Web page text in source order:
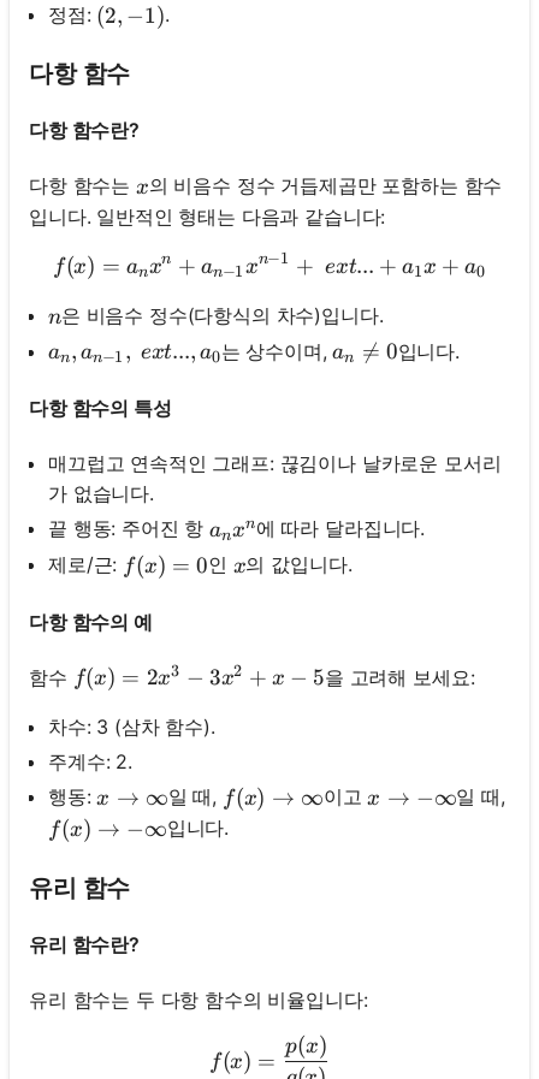
아
정점: (2,-1)
(2, −1).
다항 함수
다항 함수란?
다항 함수는 x
x의 비음수 정수 거듭제곱만 포함하는 함수
입니다. 일반적인 형태는 다음과 같습니다:
f(x)=a_n x^n+a_{n-1}
f(x) = anxn + an−1xn−1 + ext... + a1x + a0
n
n은 비음수 정수(다항식의 차수)입니다.
a_n, a_{n-1}, \ ext{...}, a_0
an, an−1 , ext..., a0는 상수이며,a_n \neq 0
an 
= 0입니다.
다항 함수의 특성
매끄럽고 연속적인 그래프: 끊김이나 날카로운 모서리
가 없습니다.
끝 행동: 주어진 항a_n x^n
anxn에 따라 달라집니다.
제로/근: f(x)=0
f(x) = 0인 x
x의 값입니다.
다항 함수의 예
함수 f(x)=2 x^3-3 x^2+x-5
f(x) = 2x3 − 3x2 + x − 5을 고려해 보세요:
차수: 3 (삼차 함수).
주계수: 2.
행동:x \rightarrow \infty
x → ∞일 때, f(x) \rightarrow \infty
f(x) → ∞이고x \rightarrow -
x → −∞일 때,
f(x) \rightarrow -\infty
f(x) → −∞입니다.
유리 함수
유리 함수란?
유리 함수는 두 다항 함수의 비율입니다:
f(x)=\frac{p(x)}{q(x)}
f(x) =
p(x)